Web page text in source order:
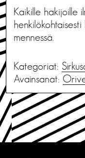
Kaikille hakijoille
henkilökohtaisesti
mennessä.
Kategoriat:
Avainsanat: